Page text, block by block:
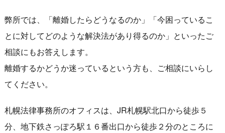
弊所では、「離婚したらどうなるのか」「今困っているこ
とに対してどのような解決法があり得るのか」といったご
相談にもお答えします。
離婚するかどうか迷っているという方も、ご相談にいらし
てください。
札幌法律事務所のオフィスは、JR札幌駅北口から徒歩５
分、地下鉄さっぽろ駅１６番出口から徒歩２分のところに